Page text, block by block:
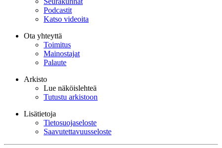
Podcastit
Katso videoita
Ota yhteyttä
Toimitus
Mainostajat
Palaute
Arkisto
Lue näköislehteä
Tutustu arkistoon
Lisätietoja
Tietosuojaseloste
Saavutettavuusseloste